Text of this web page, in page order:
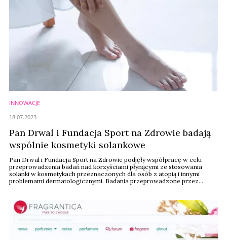
INNOWACJE
Pan Drwal i Fundacja Sport na Zdrowie badają
wspólnie kosmetyki solankowe
Pan Drwal i Fundacja Sport na Zdrowie podjęły współpracę w celu
przeprowadzenia badań nad korzyściami płynącymi ze stosowania
solanki w kosmetykach przeznaczonych dla osób z atopią i innymi
problemami dermatologicznymi. Badania przeprowadzone przez
temat korzyści z ich stosowania. Dzięki temu ...
18.07.2023